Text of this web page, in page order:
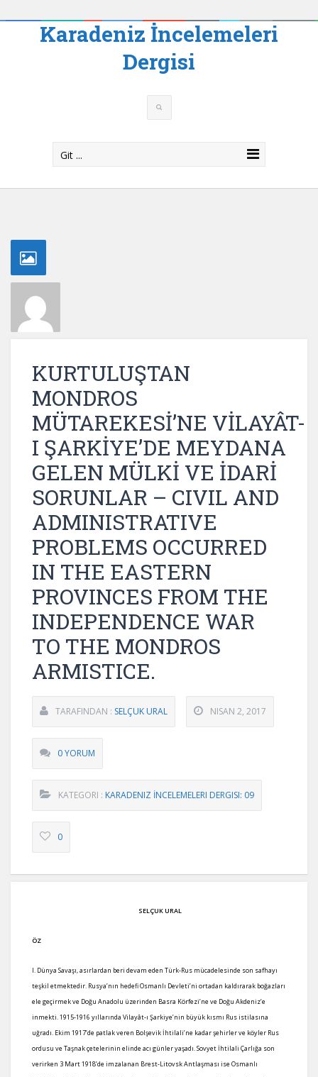
Karadeniz İncelemeleri
Dergisi
Git ...
KURTULUŞTAN
MONDROS
MÜTAREKESİ’NE VİLAYÂT-
I ŞARKİYE’DE MEYDANA
GELEN MÜLKİ VE İDARİ
SORUNLAR – CIVIL AND
ADMINISTRATIVE
PROBLEMS OCCURRED
IN THE EASTERN
PROVINCES FROM THE
INDEPENDENCE WAR
TO THE MONDROS
ARMISTICE.
TARAFINDAN : SELÇUK URAL NISAN 2, 2017
0 YORUM
KATEGORI : KARADENIZ İNCELEMELERI DERGISI: 09
0
SELÇUK URAL
ÖZ
I. Dünya Savaşı, asırlardan beri devam eden Türk-Rus mücadelesinde son safhayı
teşkil etmektedir. Rusya’nın hedefi Osmanlı Devleti’ni ortadan kaldırarak boğazları
ele geçirmek ve Doğu Anadolu üzerinden Basra Körfezi’ne ve Doğu Akdeniz’e
inmekti. 1915-1916 yıllarında Vilayât-ı Şarkiye’nin büyük kısmı Rus istilasına
uğradı. Ekim 1917’de patlak veren Bolşevik İhtilali’ne kadar şehirler ve köyler Rus
ordusu ve Taşnak çetelerinin elinde acı günler yaşadı. Sovyet İhtilali Çarlığa son
verirken 3 Mart 1918’de imzalanan Brest-Litovsk Antlaşması ise Osmanlı